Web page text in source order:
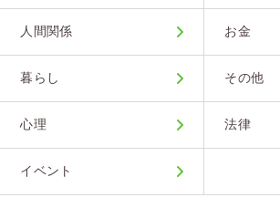
人間関係 お金
暮らし その他
心理 法律
イベント